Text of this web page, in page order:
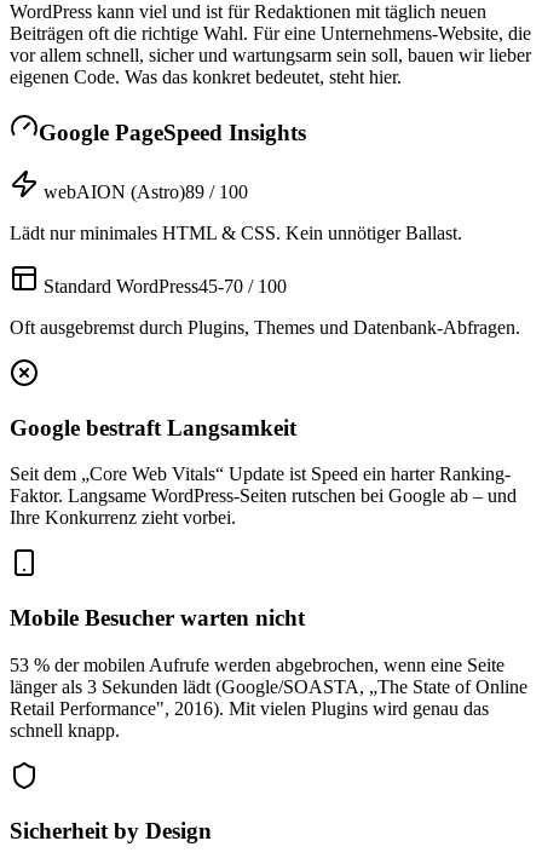
WordPress kann viel und ist für Redaktionen mit täglich neuen
Beiträgen oft die richtige Wahl. Für eine Unternehmens-Website, die
vor allem schnell, sicher und wartungsarm sein soll, bauen wir lieber
eigenen Code. Was das konkret bedeutet, steht hier.
Google PageSpeed Insights
webAION (Astro)89 / 100
Lädt nur minimales HTML & CSS. Kein unnötiger Ballast.
Standard WordPress45-70 / 100
Oft ausgebremst durch Plugins, Themes und Datenbank-Abfragen.
Google bestraft Langsamkeit
Seit dem „Core Web Vitals“ Update ist Speed ein harter Ranking-
Faktor. Langsame WordPress-Seiten rutschen bei Google ab – und
Ihre Konkurrenz zieht vorbei.
Mobile Besucher warten nicht
53 % der mobilen Aufrufe werden abgebrochen, wenn eine Seite
länger als 3 Sekunden lädt (Google/SOASTA, „The State of Online
Retail Performance", 2016). Mit vielen Plugins wird genau das
schnell knapp.
Sicherheit by Design